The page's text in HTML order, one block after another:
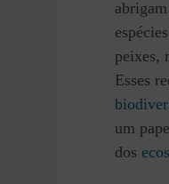
peixes,
Esses
um
dos